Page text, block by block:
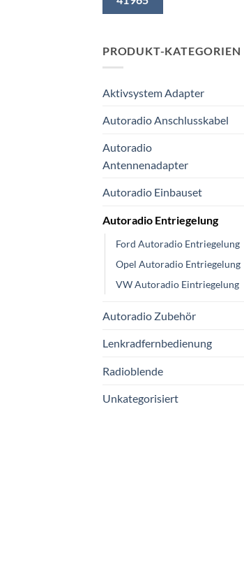
PRODUKT-KATEGORIEN
Aktivsystem Adapter
Autoradio Anschlusskabel
Autoradio
Antennenadapter
Autoradio Einbauset
Autoradio Entriegelung
Ford Autoradio Entriegelung
Opel Autoradio Entriegelung
VW Autoradio Eintriegelung
Autoradio Zubehör
Lenkradfernbedienung
Radioblende
Unkategorisiert